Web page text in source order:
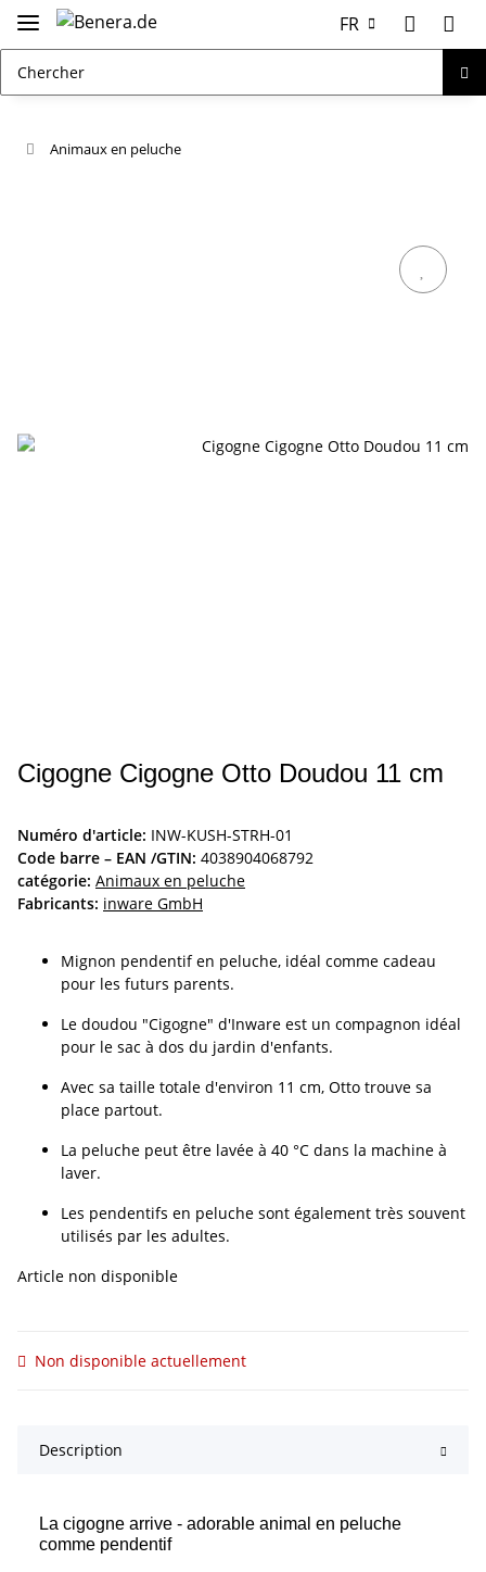
FR
Animaux en peluche
Cigogne Cigogne Otto Doudou 11 cm
Numéro d'article: INW-KUSH-STRH-01
Code barre – EAN /GTIN: 4038904068792
catégorie: Animaux en peluche
Fabricants: inware GmbH
Mignon pendentif en peluche, idéal comme cadeau
pour les futurs parents.
Le doudou "Cigogne" d'Inware est un compagnon idéal
pour le sac à dos du jardin d'enfants.
Avec sa taille totale d'environ 11 cm, Otto trouve sa
place partout.
La peluche peut être lavée à 40 °C dans la machine à
laver.
Les pendentifs en peluche sont également très souvent
utilisés par les adultes.
Article non disponible
Non disponible actuellement
Description
La cigogne arrive - adorable animal en peluche
comme pendentif